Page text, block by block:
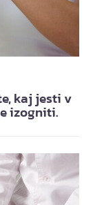
kaj jesti v
izogniti.